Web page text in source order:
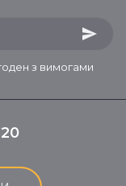
з вимогами